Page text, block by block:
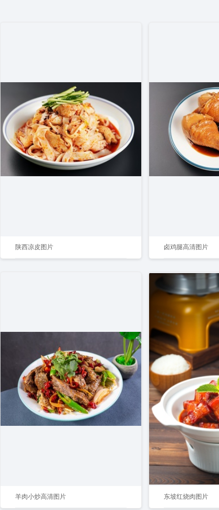
陕西凉皮图片 卤鸡腿高清图片
羊肉小炒高清图片 东坡红烧肉图片